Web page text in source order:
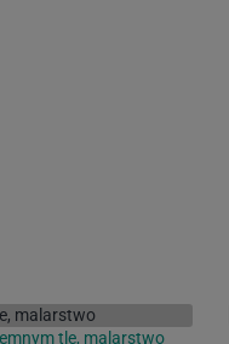
tle, malarstwo